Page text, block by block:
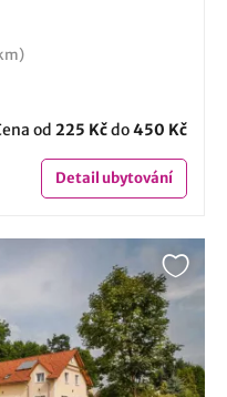
od 225 Kčdo450 Kč
Detailubytování